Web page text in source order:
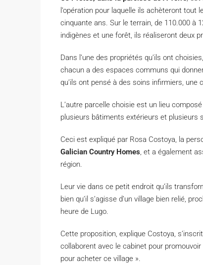
l’opération pour laquelle ils achèteront tout
cinquante ans. Sur le terrain, de 110.000 à
indigènes et une forêt, ils réaliseront deux
Dans l’une des propriétés qu’ils ont
chacun a des espaces communs qui
qu’ils ont pensé à des soins infirmiers, une
L’autre parcelle choisie est un lieu
plusieurs bâtiments extérieurs et plusieurs
Ceci est expliqué par Rosa Costoya, la
Galician Country Homes, et a également
région.
Leur vie dans ce petit endroit qu’ils
bien qu’il s’agisse d’un village bien relié,
heure de Lugo.
Cette proposition, explique Costoya,
collaborent avec le cabinet pour
pour acheter ce village ».